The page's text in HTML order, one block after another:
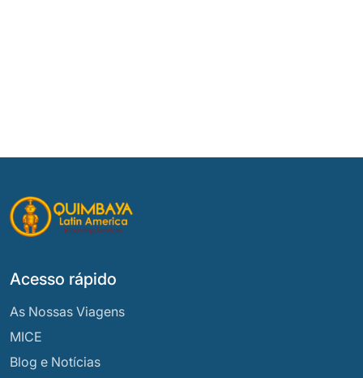
Acesso rápido
As Nossas Viagens
MICE
Blog e Notícias